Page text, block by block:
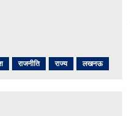
राजनीति राज्य लखनऊ